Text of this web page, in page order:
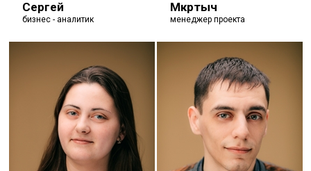
Сергей
бизнес - аналитик
Мкртыч
менеджер проекта